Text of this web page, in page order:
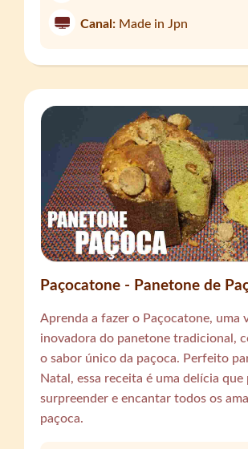
Canal: Made in Jpn
Paçocatone - Panetone de
Aprenda a fazer o Paçocatone, uma
inovadora do panetone tradicional,
o sabor único da paçoca. Perfeito
Natal, essa receita é uma delícia
surpreender e encantar todos os
paçoca.